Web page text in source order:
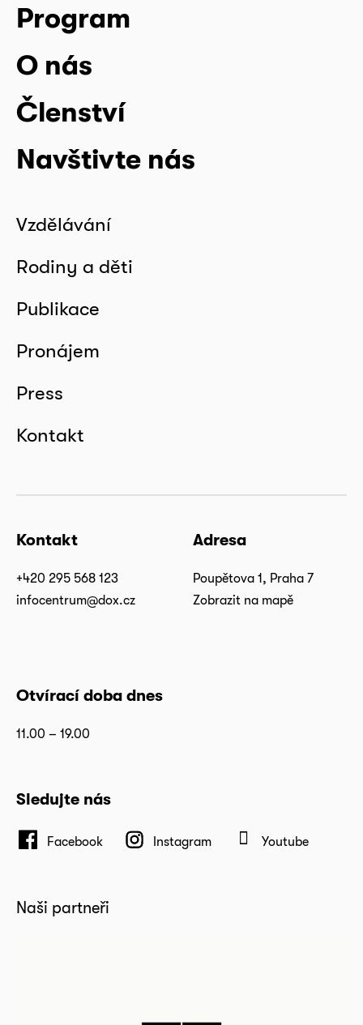
Program
O nás
Členství
Navštivte nás
Vzdělávání
Rodiny a děti
Publikace
Pronájem
Press
Kontakt
Kontakt
+420 295 568 123
infocentrum@dox.cz
Adresa
Poupětova 1, Praha 7
Zobrazit na mapě
Otvírací doba dnes
11.00 – 19.00
Sledujte nás
Facebook Instagram Youtube
Naši partneři